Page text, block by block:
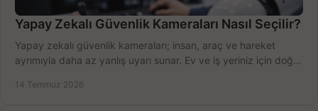
Yapay Zekalı Güvenlik Kameraları Nasıl Seçilir?
Yapay zekalı güvenlik kameraları; insan, araç ve hareket
ayrımıyla daha az yanlış uyarı sunar. Ev ve iş yeriniz için doğru
14 Temmuz 2026